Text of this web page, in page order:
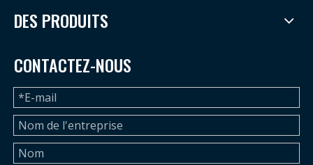
DES PRODUITS
CONTACTEZ-NOUS